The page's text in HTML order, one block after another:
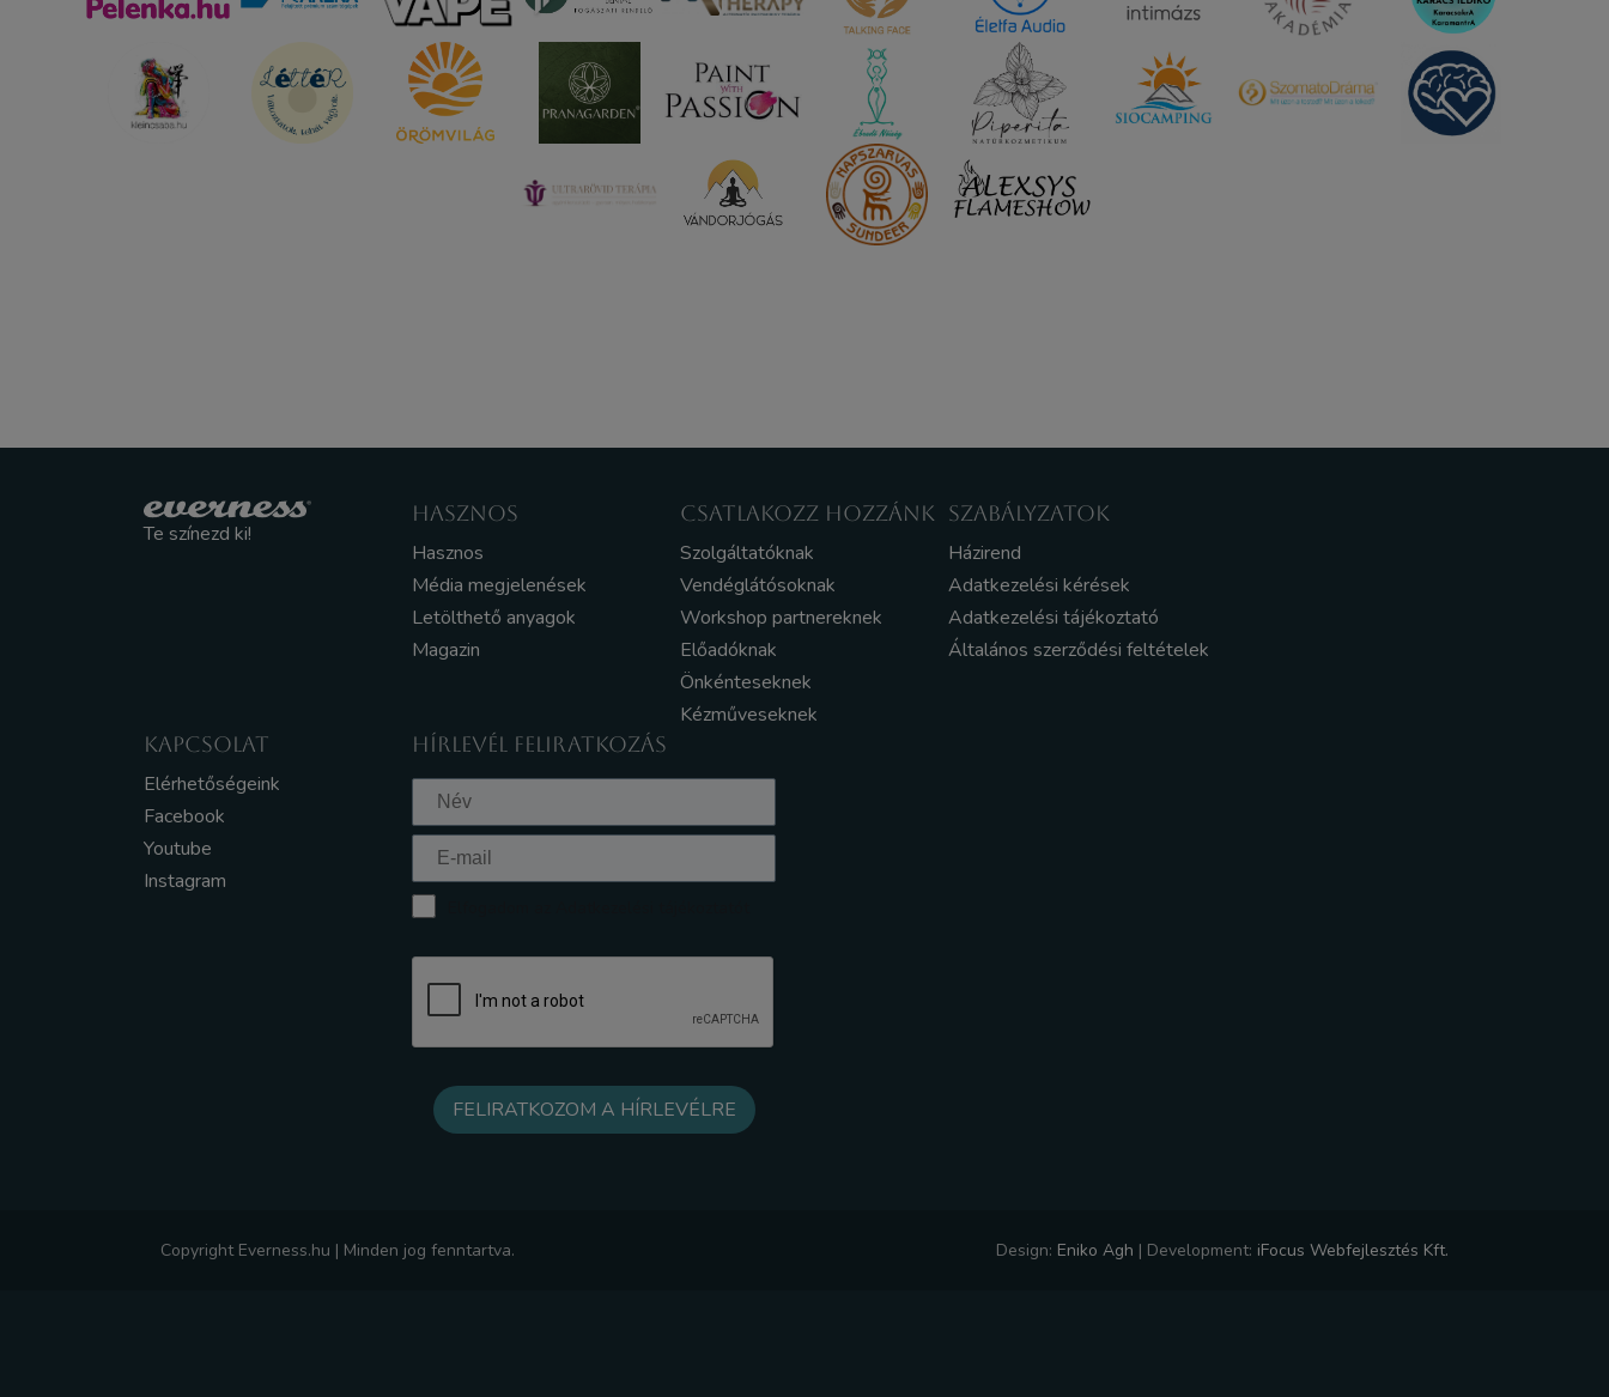
Te színezd ki!
HASZNOS
Hasznos
Média megjelenések
Letölthető anyagok
Magazin
CSATLAKOZZ HOZZÁNK
Szolgáltatóknak
Vendéglátósoknak
Workshop partnereknek
Előadóknak
Önkénteseknek
Kézműveseknek
SZABÁLYZATOK
Házirend
Adatkezelési kérések
Adatkezelési tájékoztató
Általános szerződési feltételek
KAPCSOLAT
Elérhetőségeink
Facebook
Youtube
Instagram
HÍRLEVÉL FELIRATKOZÁS
Copyright Everness.hu | Minden jog fenntartva. Design: Eniko Agh | Development: iFocus Webfejlesztés Kft.